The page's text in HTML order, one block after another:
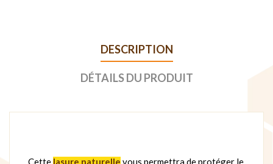
DESCRIPTION
DÉTAILS DU PRODUIT
Cette lasure naturelle vous permettra de protéger le